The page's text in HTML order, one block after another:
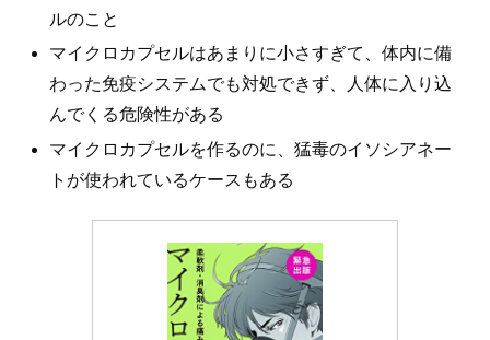
ルのこと
マイクロカプセルはあまりに小さすぎて、体内に備
わった免疫システムでも対処できず、人体に入り込
んでくる危険性がある
マイクロカプセルを作るのに、猛毒のイソシアネー
トが使われているケースもある